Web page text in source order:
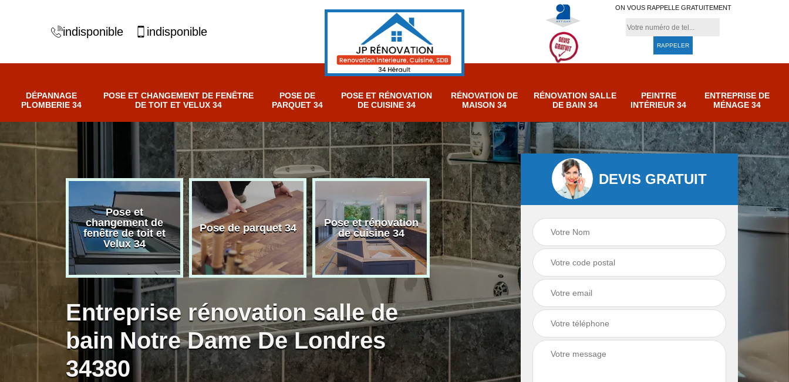
indisponible indisponible
ON VOUS RAPPELLE GRATUITEMENT
DÉPANNAGE
PLOMBERIE 34
POSE ET CHANGEMENT DE FENÊTRE
DE TOIT ET VELUX 34
POSE DE
PARQUET 34
POSE ET RÉNOVATION
DE CUISINE 34
RÉNOVATION DE
MAISON 34
RÉNOVATION SALLE
DE BAIN 34
PEINTRE
INTÉRIEUR 34
ENTREPRISE DE
MÉNAGE 34
34
Pose et
changement de
fenêtre de toit et
Velux 34
Pose de parquet 34
Pose et rénovation
de cuisine 34
Rénovation salle de
bain 34
Peintre intérieur 34
Entreprise de
ménage 34
Entreprise rénovation salle de
bain Notre Dame De Londres
34380
DEVIS GRATUIT